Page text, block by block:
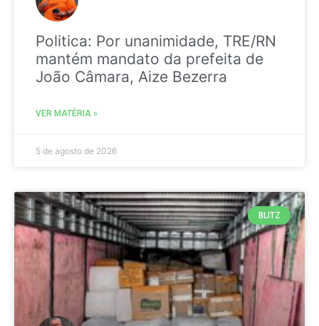
Politica: Por unanimidade, TRE/RN
mantém mandato da prefeita de
João Câmara, Aize Bezerra
VER MATÉRIA »
5 de agosto de 2026
BLITZ